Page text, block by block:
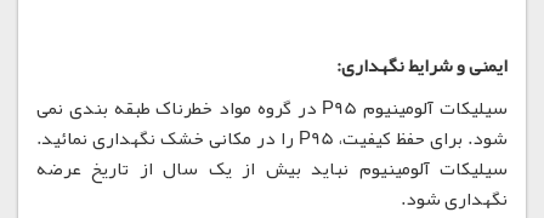
ایمنی و شرایط نگهداری:
سیلیکات آلومینیوم P95 در گروه مواد خطرناک طبقه بندی نمی
شود. برای حفظ کیفیت، P95 را در مکانی خشک نگهداری نمائید.
سیلیکات آلومینیوم نباید بیش از یک سال از تاریخ عرضه
نگهداری شود.